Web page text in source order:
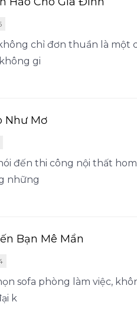
chỉ đơn thuần là
gi
Như Mơ
đến thi công nội thất
những
Bạn Mê Mẩn
sofa phòng làm việc,
k